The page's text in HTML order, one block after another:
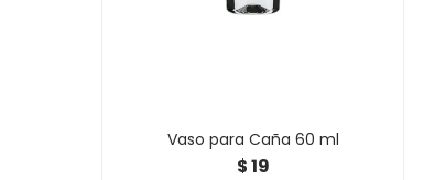
Vaso para Caña 60 ml
$19